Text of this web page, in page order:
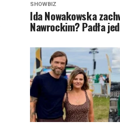
SHOWBIZ
Ida Nowakowska
Nawrockim? Padła